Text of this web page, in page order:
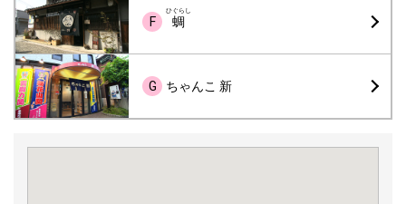
F 蜩
ひぐらし
G ちゃんこ 新